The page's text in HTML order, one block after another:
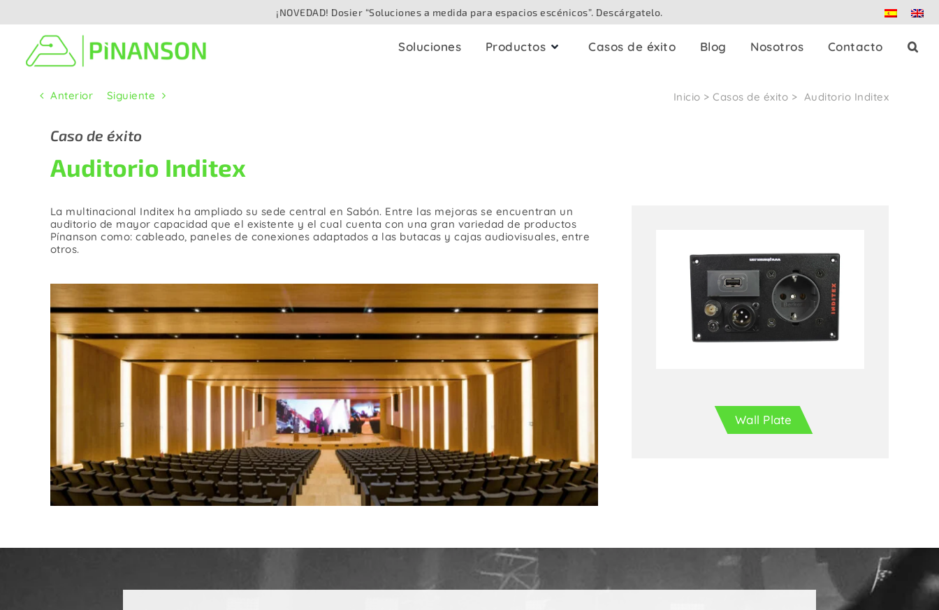
¡NOVEDAD! Dosier “Soluciones a medida para espacios escénicos”. Descárgatelo.
Soluciones Productos
Distribución de señal
De audio
Digital / Digital en red
Speaker
De Vídeo / Cámara
De Iluminación / DMX
De Corriente
De Vídeo / Cámara
De Iluminación / DMX
Para mesa
Para paredes encastrables
Wall Plates
Splitters de prensa
Adaptadores
Enrolladores
Casos de éxito Blog Nosotros Contacto
Inicio >Casos de éxito > Auditorio Inditex
Anterior Siguiente
Caso de éxito
Auditorio Inditex
La multinacional Inditex ha ampliado su sede central en Sabón. Entre las mejoras se encuentran un
auditorio de mayor capacidad que el existente y el cual cuenta con una gran variedad de productos
Pínanson como: cableado, paneles de conexiones adaptados a las butacas y cajas audiovisuales, entre
otros.
Wall Plate